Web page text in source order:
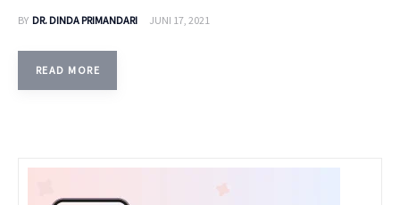
BY DR. DINDA PRIMANDARI JUNI 17, 2021
READ MORE